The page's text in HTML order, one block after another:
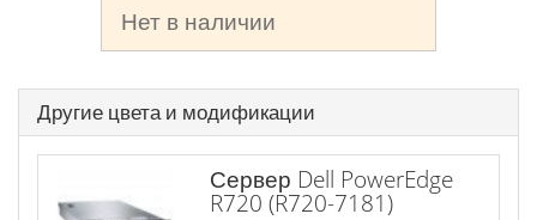
Нет в наличии
Другие цвета и модификации
Сервер Dell PowerEdge
R720 (R720-7181)